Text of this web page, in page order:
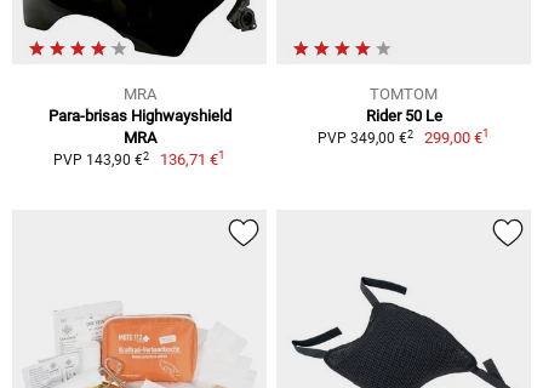
MRA
Para-brisas Highwayshield
MRA
PVP 143,90 €2 136,71 €1
TOMTOM
Rider 50 Le
PVP 349,00 €2 299,00 €1